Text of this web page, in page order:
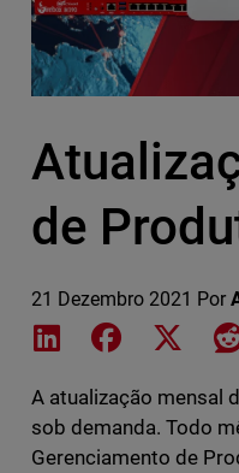
de
21 Dezembro 2021 Por
Share on LinkedIn
Share onShare
A atualização mensal
sob demanda. Todo
Gerenciamento de